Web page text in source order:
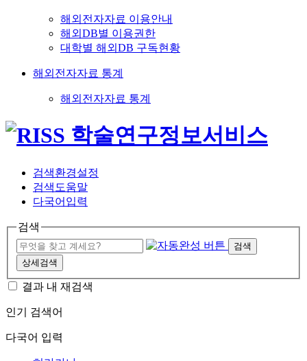
해외전자자료 이용안내
해외DB별 이용권한
대학별 해외DB 구독현황
해외전자자료 통계
해외전자자료 통계
검색환경설정
검색도움말
다국어입력
검색
검색
상세검색
결과 내 재검색
인기 검색어
다국어 입력